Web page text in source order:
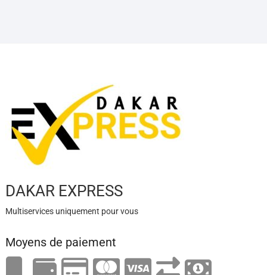
DAKAR EXPRESS
Multiservices uniquement pour vous
Moyens de paiement